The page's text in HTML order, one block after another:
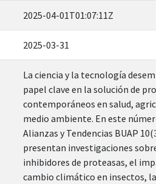
2025-04-01T01:07:11Z
2025-03-31
La ciencia y la tecnología
papel clave en la solución de
contemporáneos en salud,
medio ambiente. En este número
Alianzas y Tendencias BUAP
presentan investigaciones sobre
inhibidores de proteasas, el
cambio climático en insectos, la